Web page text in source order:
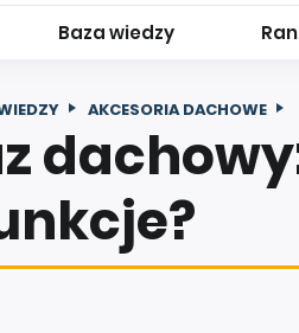
Baza wiedzy
AKCESORIA DACHOWE